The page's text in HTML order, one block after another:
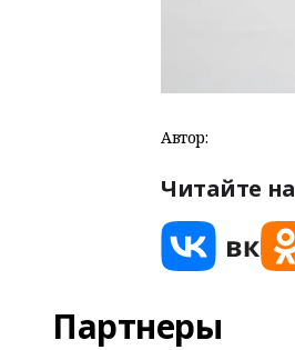
Автор:
Читайте
Партнеры